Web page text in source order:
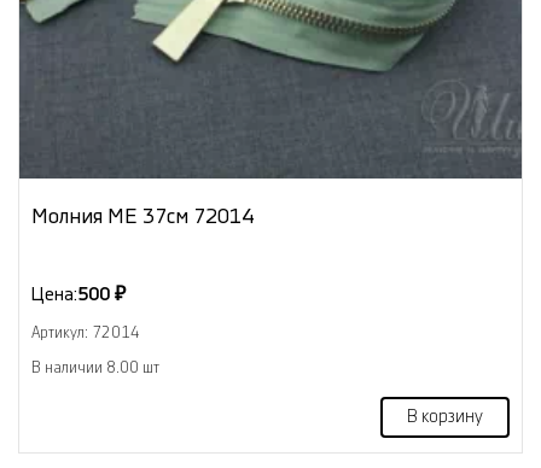
Молния МЕ 37см 72014
Цена:500 ₽
Артикул: 72014
В наличии 8.00 шт
В корзину